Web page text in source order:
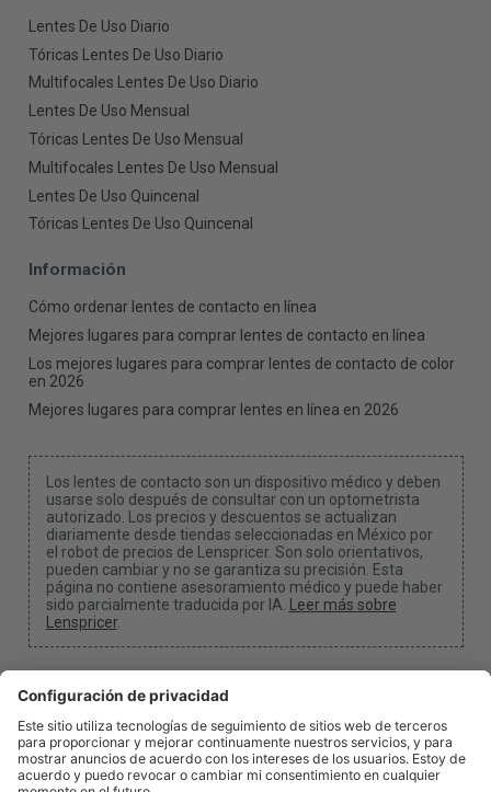
Lentes De Uso Diario
Tóricas Lentes De Uso Diario
Multifocales Lentes De Uso Diario
Lentes De Uso Mensual
Tóricas Lentes De Uso Mensual
Multifocales Lentes De Uso Mensual
Lentes De Uso Quincenal
Tóricas Lentes De Uso Quincenal
Información
Cómo ordenar lentes de contacto en línea
Mejores lugares para comprar lentes de contacto en línea
Los mejores lugares para comprar lentes de contacto de color
en 2026
Mejores lugares para comprar lentes en línea en 2026
Los lentes de contacto son un dispositivo médico y deben
usarse solo después de consultar con un optometrista
autorizado. Los precios y descuentos se actualizan
diariamente desde tiendas seleccionadas en México por
el robot de precios de Lenspricer. Son solo orientativos,
pueden cambiar y no se garantiza su precisión. Esta
página no contiene asesoramiento médico y puede haber
sido parcialmente traducida por IA. Leer más sobre
Lenspricer.
Configuración de cookies y privacidad